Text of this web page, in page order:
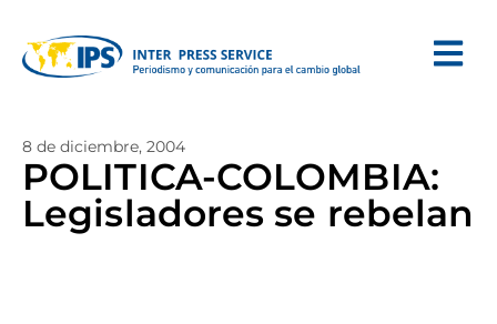
8 de diciembre, 2004
POLITICA-COLOMBIA:
Legisladores se rebelan